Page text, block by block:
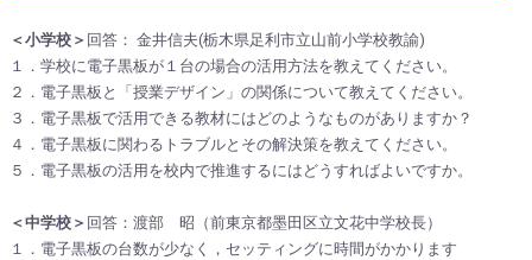
＜小学校＞ 回答： 金井信夫(栃木県足利市立山前小学校教諭)
１．学校に電子黒板が１台の場合の活用方法を教えてください。
２．電子黒板と「授業デザイン」の関係について教えてください。
３．電子黒板で活用できる教材にはどのようなものがありますか？
４．電子黒板に関わるトラブルとその解決策を教えてください。
５．電子黒板の活用を校内で推進するにはどうすればよいですか。
＜中学校＞ 回答：渡部 昭（前東京都墨田区立文花中学校長）
１．電子黒板の台数が少なく，セッティングに時間がかかります